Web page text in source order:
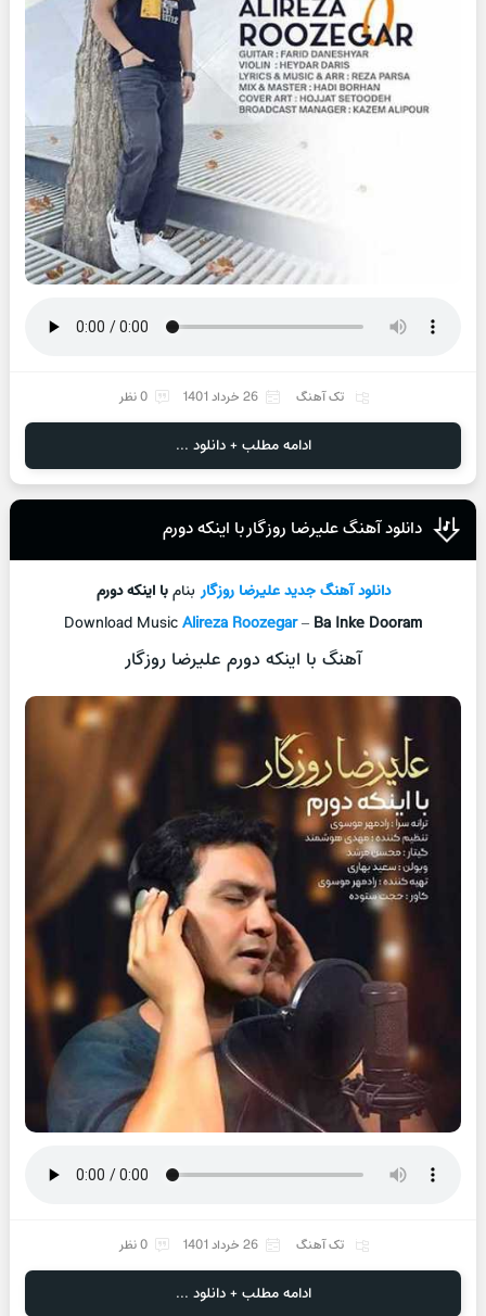
تک آهنگ 26 خرداد 1401 0 نظر
ادامه مطلب + دانلود ...
دانلود آهنگ علیرضا روزگار با اینکه دورم
دانلود آهنگ جدیدعلیرضا روزگاربنامبا اینکه دورم
Download MusicAlireza Roozegar– Ba Inke Dooram
آهنگ با اینکه دورم علیرضا روزگار
تک آهنگ 26 خرداد 1401 0 نظر
ادامه مطلب + دانلود ...